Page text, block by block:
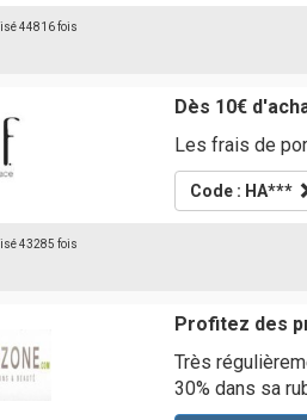
44816 fois
Dès 10€
Les frais de
Code : HA***
43285 fois
Profitez des
Très
30% dans sa